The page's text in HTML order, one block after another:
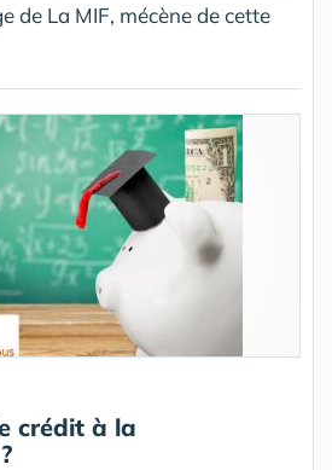
de La MIF, mécène de cette
crédit à la